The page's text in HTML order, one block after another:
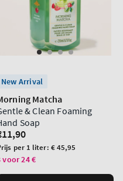
New Arrival
Matcha
& Clean Foaming
Soap
per 1 liter: € 45,95
voor 24 €